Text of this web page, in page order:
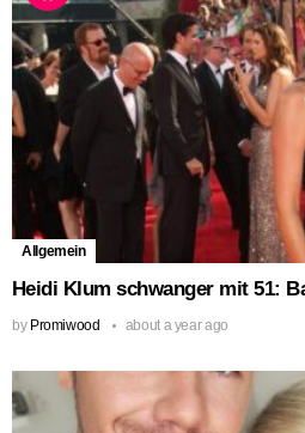
Allgemein
Heidi Klum schwanger mit 51:
by Promiwood about a year ago